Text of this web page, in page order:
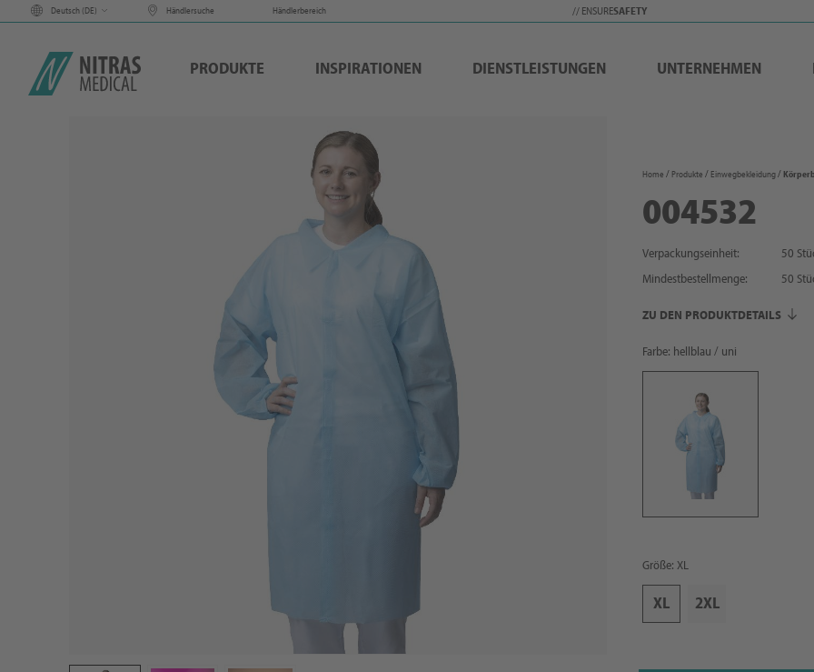
Deutsch (DE) Händlersuche Händlerbereich // ENSURESAFETY
PRODUKTE INSPIRATIONEN DIENSTLEISTUNGEN UNTERNEHMEN
Home Produkte Einwegbekleidung
004532
Verpackungseinheit:
50
Mindestbestellmenge:
50
ZU DEN PRODUKTDETAILS
Farbe: hellblau / uni
Größe: XL
XL 2XL